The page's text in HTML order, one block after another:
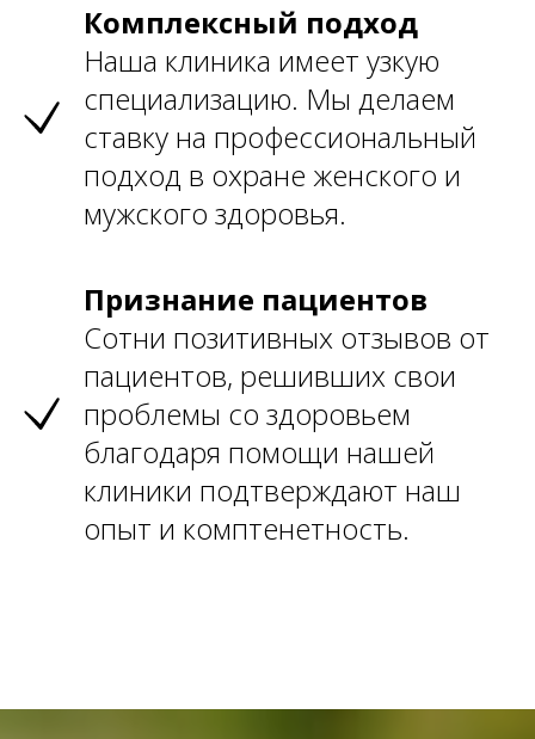
Комплексный подход
Наша клиника имеет узкую
специализацию. Мы делаем
ставку на профессиональный
подход в охране женского и
мужского здоровья.
Признание пациентов
Сотни позитивных отзывов от
пациентов, решивших свои
проблемы со здоровьем
благодаря помощи нашей
клиники подтверждают наш
опыт и комптенетность.